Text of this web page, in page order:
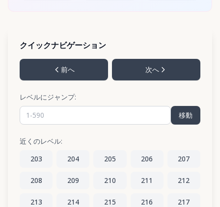
クイックナビゲーション
前へ 次へ
レベルにジャンプ:
移動
近くのレベル:
203
204 205 206 207
208 209 210 211 212
213 214 215 216 217